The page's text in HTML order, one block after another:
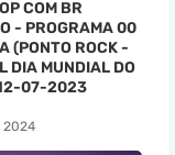
COM BR
- PROGRAMA 00
(PONTO ROCK -
DIA MUNDIAL DO
07-2023
2024